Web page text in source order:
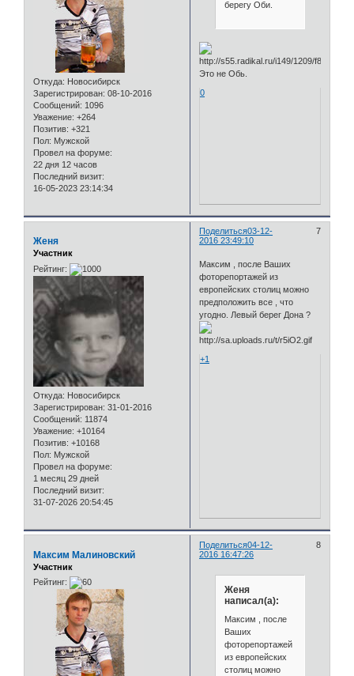
Откуда: Новосибирск
Зарегистрирован: 08-10-2016
Сообщений: 1096
Уважение: +264
Позитив: +321
Пол: Мужской
Провел на форуме:
22 дня 12 часов
Последний визит:
16-05-2023 23:14:34
берегу Оби.
Это не Обь.
0
Поделиться 7
03-12-
2016 23:49:10
Женя
Участник
Рейтинг:
Откуда: Новосибирск
Зарегистрирован: 31-01-2016
Сообщений: 11874
Уважение: +10164
Позитив: +10168
Пол: Мужской
Провел на форуме:
1 месяц 29 дней
Последний визит:
31-07-2026 20:54:45
Максим , после Ваших
фоторепортажей из
европейских столиц можно
предположить все , что
угодно. Левый берег Дона ?
+1
Поделиться 8
04-12-
2016 16:47:26
Максим Малиновский
Участник
Рейтинг:
Женя
написал(а):
Максим , после
Ваших
фоторепортажей
из европейских
столиц можно